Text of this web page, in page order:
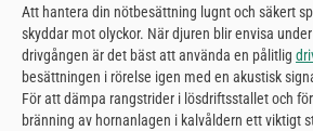
Att hantera din nötbesättning lugnt och säkert
skyddar mot olyckor. När djuren blir envisa
drivgången är det bäst att använda en pålitlig
besättningen i rörelse igen med en akustisk
För att dämpa rangstrider i lösdriftsstallet och
bränning av hornanlagen i kalvåldern ett viktigt